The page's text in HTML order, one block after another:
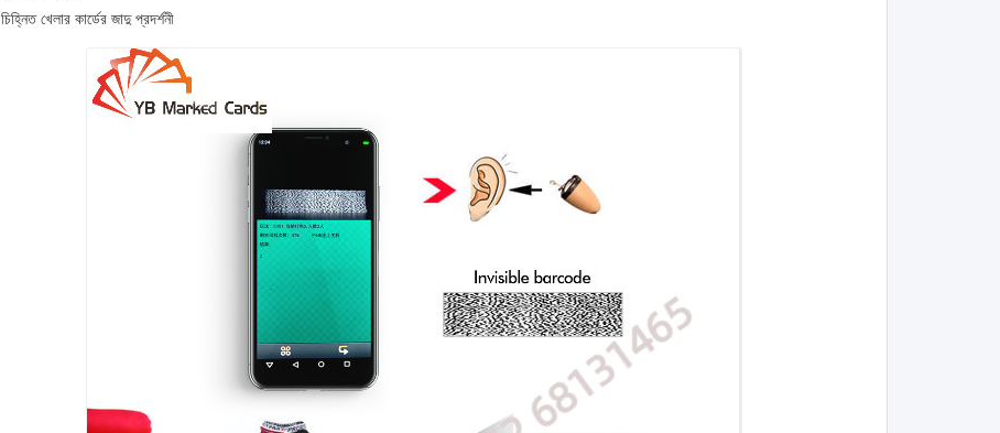
চিহ্নিত খেলার কার্ডের জাদু প্রদর্শনী